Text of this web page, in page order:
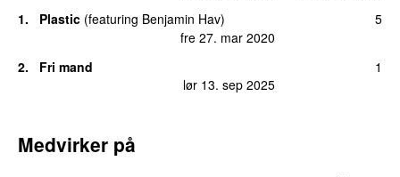
1. Plastic (featuring Benjamin Hav)
fre 27. mar 2020
5
2.
Fri mand
lør 13. sep 2025
1
Medvirker på